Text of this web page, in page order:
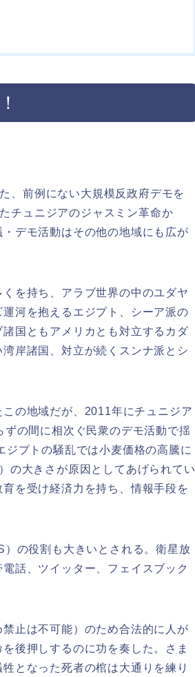
、前例にない大規模反政府デモを
チュニジアのジャスミン革命か
デモ活動はその他の地域にも広が
を持ち、アラブ世界の中のユダヤ
河を抱えるエジプト、シーア派の
国ともアメリカとも対立するカダ
岸諸国、対立が続くスンナ派とシ
の地域だが、2011年にチュニジア
の間に相次ぐ民衆のデモ活動で揺
プトの騒乱では小麦価格の高騰に
の大きさが原因としてあげられてい
を受け経済力を持ち、情報手段を
の役割も大きいとされる。衛星放
話、ツイッター、フェイスブック
止は不可能）のため合法的に人が
後押しするのに功を奏した。さま
となった死者の棺は大通りを練り